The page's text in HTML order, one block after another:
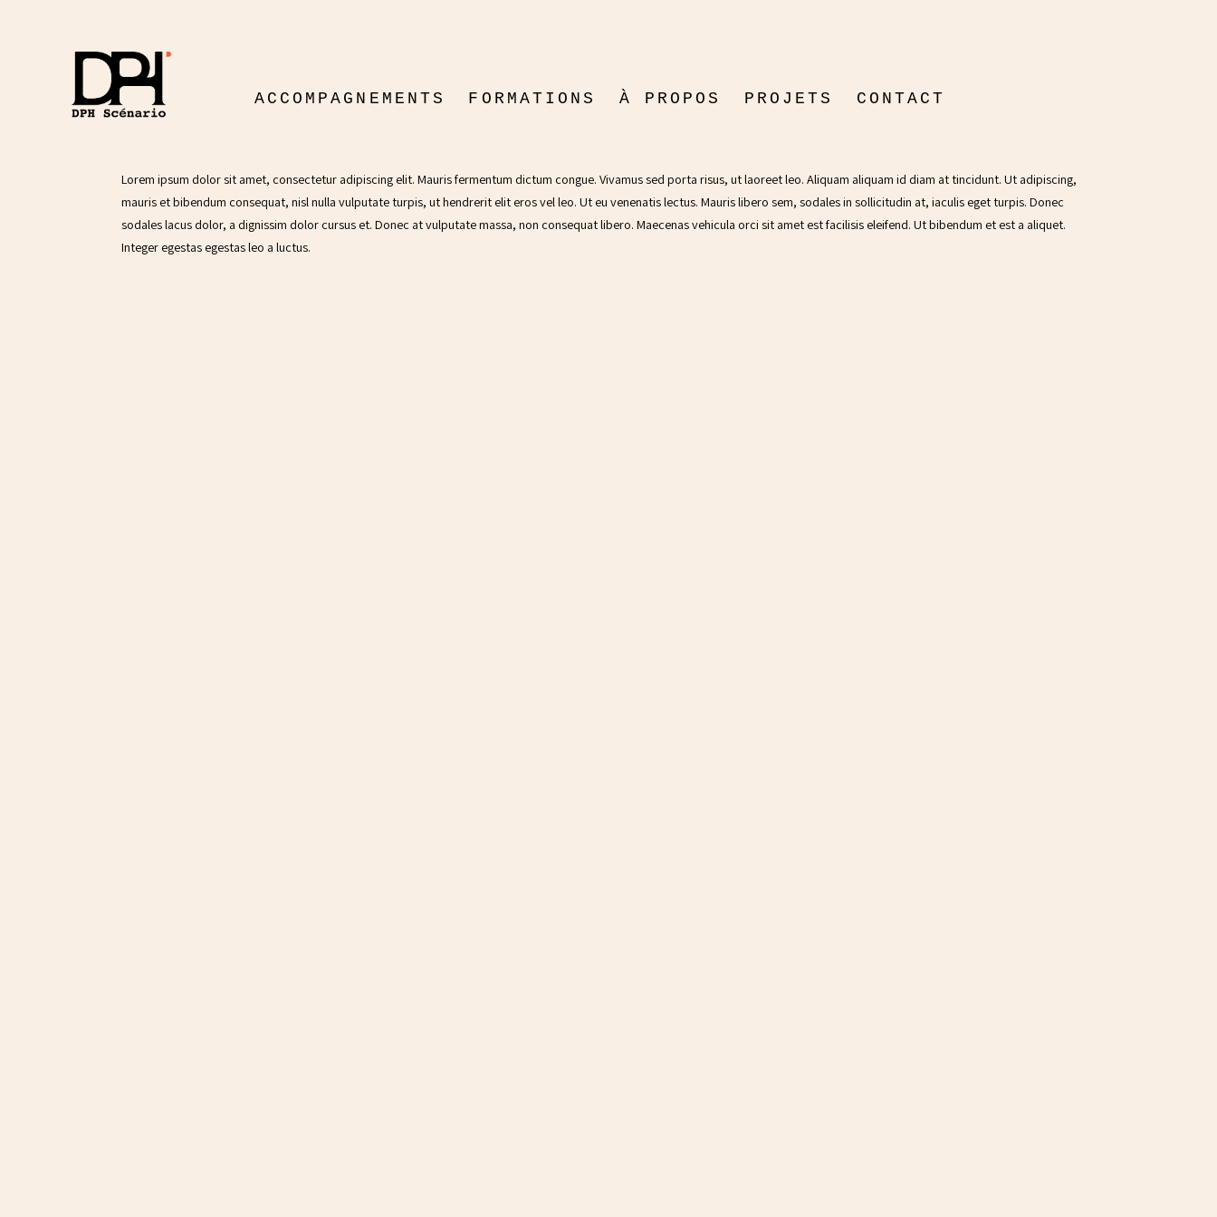
ACCOMPAGNEMENTS FORMATIONS À PROPOS
PROJETS
CONTACT
DESERT
Lorem ipsum dolor sit amet, consectetur adipiscing elit. Mauris fermentum dictum congue. Vivamus sed porta risus, ut laoreet leo. Aliquam aliquam id diam at tincidunt. Ut adipiscing,
mauris et bibendum consequat, nisl nulla vulputate turpis, ut hendrerit elit eros vel leo. Ut eu venenatis lectus. Mauris libero sem, sodales in sollicitudin at, iaculis eget turpis. Donec
sodales lacus dolor, a dignissim dolor cursus et. Donec at vulputate massa, non consequat libero. Maecenas vehicula orci sit amet est facilisis eleifend. Ut bibendum et est a aliquet.
Integer egestas egestas leo a luctus.